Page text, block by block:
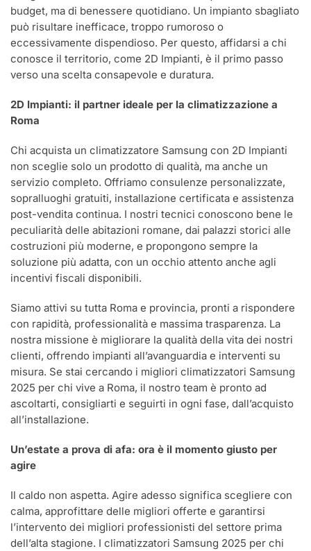
budget, ma di benessere quotidiano. Un impianto sbagliato
può risultare inefficace, troppo rumoroso o
eccessivamente dispendioso. Per questo, affidarsi a chi
conosce il territorio, come 2D Impianti, è il primo passo
verso una scelta consapevole e duratura.
2D Impianti: il partner ideale per la climatizzazione a
Roma
Chi acquista un climatizzatore Samsung con 2D Impianti
non sceglie solo un prodotto di qualità, ma anche un
servizio completo. Offriamo consulenze personalizzate,
sopralluoghi gratuiti, installazione certificata e assistenza
post-vendita continua. I nostri tecnici conoscono bene le
peculiarità delle abitazioni romane, dai palazzi storici alle
costruzioni più moderne, e propongono sempre la
soluzione più adatta, con un occhio attento anche agli
incentivi fiscali disponibili.
Siamo attivi su tutta Roma e provincia, pronti a rispondere
con rapidità, professionalità e massima trasparenza. La
nostra missione è migliorare la qualità della vita dei nostri
clienti, offrendo impianti all’avanguardia e interventi su
misura. Se stai cercando i migliori climatizzatori Samsung
2025 per chi vive a Roma, il nostro team è pronto ad
ascoltarti, consigliarti e seguirti in ogni fase, dall’acquisto
all’installazione.
Un’estate a prova di afa: ora è il momento giusto per
agire
Il caldo non aspetta. Agire adesso significa scegliere con
calma, approfittare delle migliori offerte e garantirsi
l’intervento dei migliori professionisti del settore prima
dell’alta stagione. I climatizzatori Samsung 2025 per chi